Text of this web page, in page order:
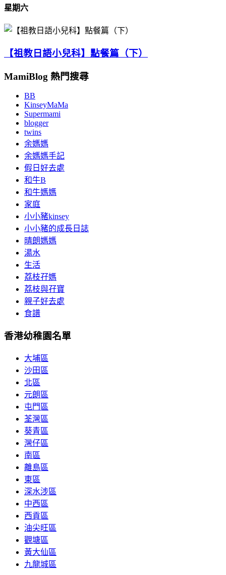
星期六
【祖教日語小兒科】點餐篇（下）
MamiBlog 熱門搜尋
BB
KinseyMaMa
Supermami
blogger
twins
余媽媽
余媽媽手記
假日好去處
和牛B
和牛媽媽
家庭
小小豬kinsey
小小豬的成長日誌
晴朗媽媽
湯水
生活
荔枝孖媽
荔枝與孖寶
親子好去處
食譜
香港幼稚園名單
大埔區
沙田區
北區
元朗區
屯門區
荃灣區
葵青區
灣仔區
南區
離島區
東區
深水涉區
中西區
西貢區
油尖旺區
觀塘區
黃大仙區
九龍城區